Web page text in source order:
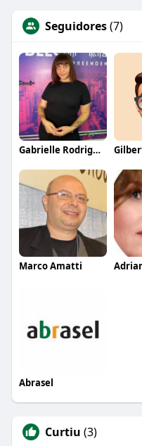
Seguidores(7)
Gabrielle Rodrigues
Marco Amatti
Abrasel
Curtiu (3)